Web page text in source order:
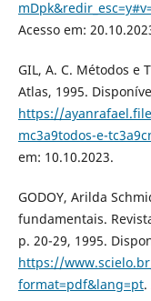
Acesso em:
GIL, A. C. Métodos e
Atlas, 1995.
https://
mc3a9todos-e-
em: 10.10.2023.
GODOY, Arilda
fundamentais.
p. 20-29, 1995.
https://
format=pdf&lang=pt.